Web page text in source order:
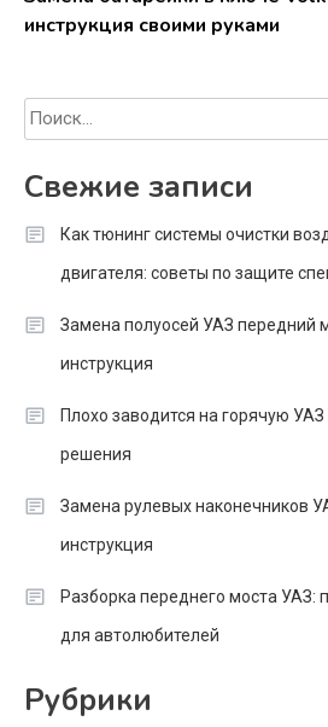
инструкция своими руками
Свежие записи
Как тюнинг системы очистки
двигателя: советы по защите
Замена полуосей УАЗ передний
инструкция
Плохо заводится на горячую
решения
Замена рулевых наконечников
инструкция
Разборка переднего моста УАЗ:
для автолюбителей
Рубрики